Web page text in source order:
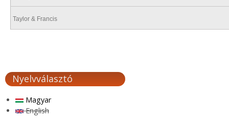
Taylor & Francis
Nyelvválasztó
Magyar
English